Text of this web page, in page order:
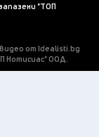
"ТОП
от Idealisti.bg
Нотисиас" ООД.